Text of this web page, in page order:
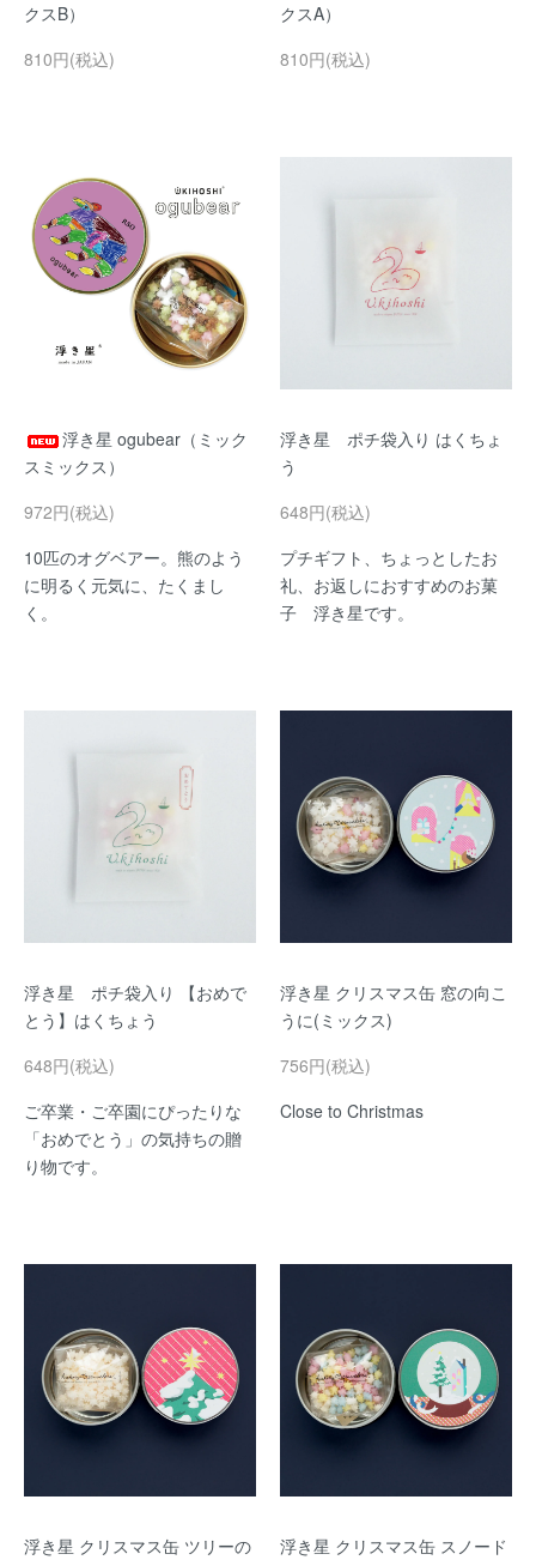
クスB）
810円(税込)
クスA）
810円(税込)
浮き星 ogubear（ミック
スミックス）
972円(税込)
10匹のオグベアー。熊のよう
に明るく元気に、たくまし
く。
浮き星 ポチ袋入り はくちょ
う
648円(税込)
プチギフト、ちょっとしたお
礼、お返しにおすすめのお菓
子 浮き星です。
浮き星 ポチ袋入り 【おめで
とう】はくちょう
648円(税込)
ご卒業・ご卒園にぴったりな
「おめでとう」の気持ちの贈
り物です。
浮き星 クリスマス缶 窓の向こ
うに(ミックス)
756円(税込)
Close to Christmas
浮き星 クリスマス缶 ツリーの
浮き星 クリスマス缶 スノード